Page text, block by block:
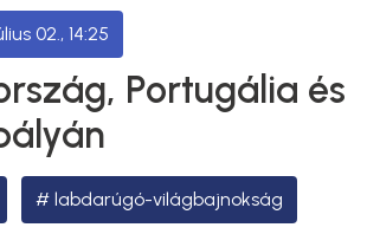
02., 14:25
Portugália és
labdarúgó-világbajnokság